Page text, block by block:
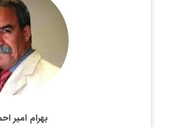
بهرام امیر
استادیار جغرافیای سیاسی،
اطلاعات